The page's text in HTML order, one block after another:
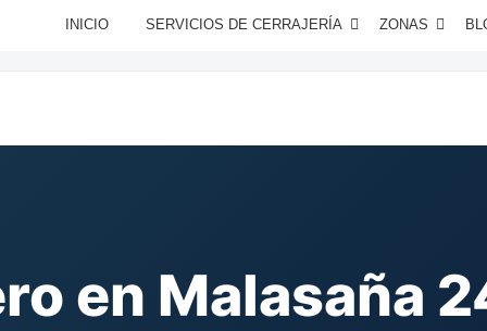
INICIO SERVICIOS DE CERRAJERÍA ZONAS
en Malasaña